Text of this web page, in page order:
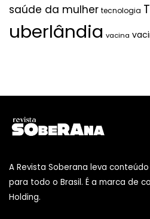
saúde da mulher tecnologia
uberlândia vacina
A Revista Soberana leva
para todo o Brasil. É a marca de
Holding.